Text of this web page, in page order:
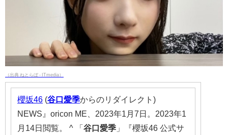
（出典 ねとらぼ - ITmedia）
櫻坂46 (谷口 愛季からのリダイレクト)
NEWS』oricon ME、2023年1月7日。2023年1
月14日閲覧。 ^ 「 谷口 愛季 」『櫻坂46 公式サ